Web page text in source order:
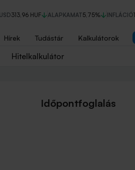
USD313,96 HUF ALAPKAMAT5,75% INFLÁCIÓ
Hírek Tudástár Kalkulátorok
Hitelkalkulátor
Időpontfoglalás